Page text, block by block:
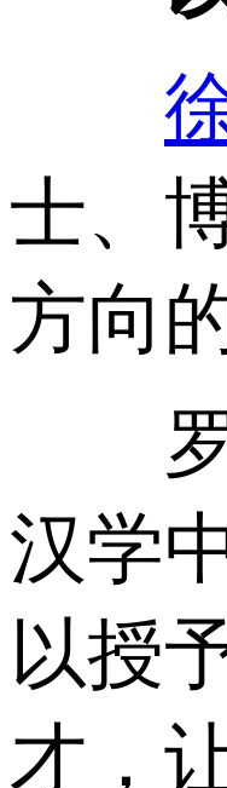
士、
方向
罗
汉学
以授
才，